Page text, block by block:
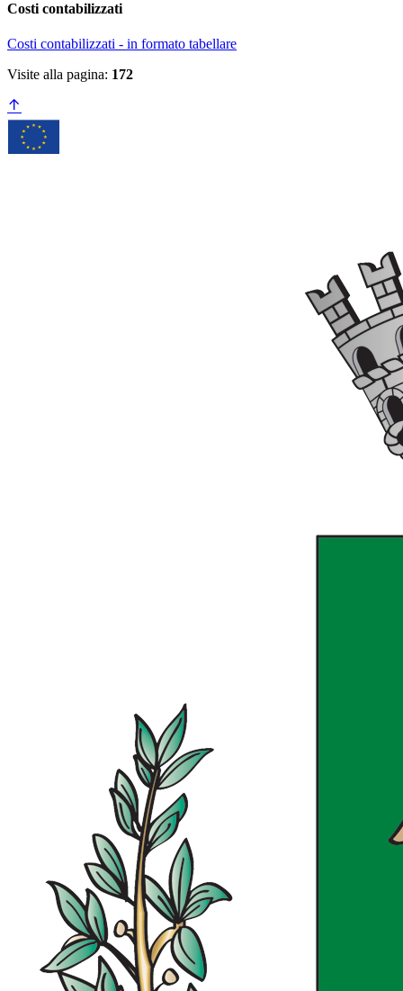
Costi contabilizzati
Costi contabilizzati - in formato tabellare
Visite alla pagina: 172